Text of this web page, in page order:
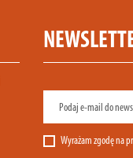
Wyrażam zgodę na